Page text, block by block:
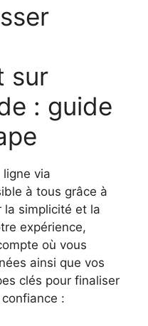
sur
: guide
via
à tous grâce à
la simplicité et la
expérience,
où vous
ainsi que vos
clés pour finaliser
: